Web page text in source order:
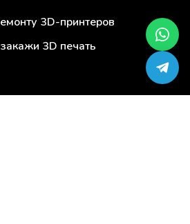
3D-принтеров
3D печать